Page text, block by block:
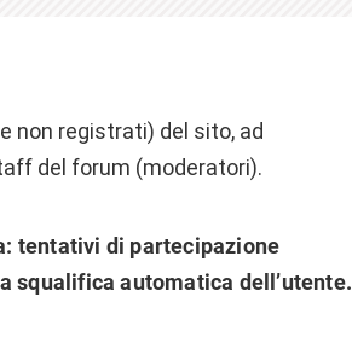
non registrati) del sito, ad
del forum (moderatori).
tentativi di partecipazione
squalifica automatica dell’utente.